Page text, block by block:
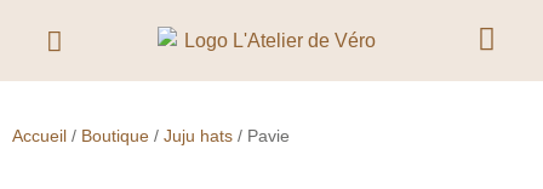
Accueil / Boutique / Juju hats / Pavie